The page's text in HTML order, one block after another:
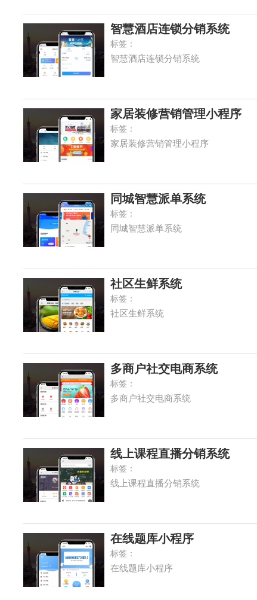
智慧酒店连锁分销系统
标签：
智慧酒店连锁分销系统
家居装修营销管理小程序
标签：
家居装修营销管理小程序
同城智慧派单系统
标签：
同城智慧派单系统
社区生鲜系统
标签：
社区生鲜系统
多商户社交电商系统
标签：
多商户社交电商系统
线上课程直播分销系统
标签：
线上课程直播分销系统
在线题库小程序
标签：
在线题库小程序